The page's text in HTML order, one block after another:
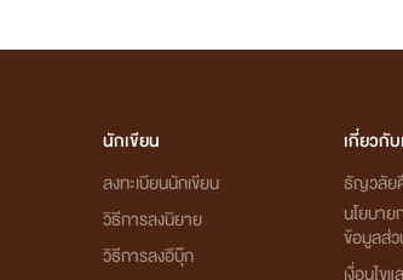
นักเขียน
ลงทะเบียนนักเขียน
วิธีการลงนิยาย
วิธีการลงอีบุ๊ก
เกี่ยวกับ
ธัญวลัย
นโยบา
ข้อมูลส่